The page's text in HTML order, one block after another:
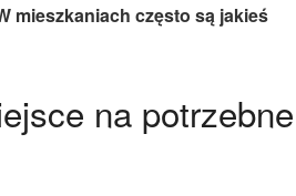
mieszkaniach często są jakieś
na potrzebne